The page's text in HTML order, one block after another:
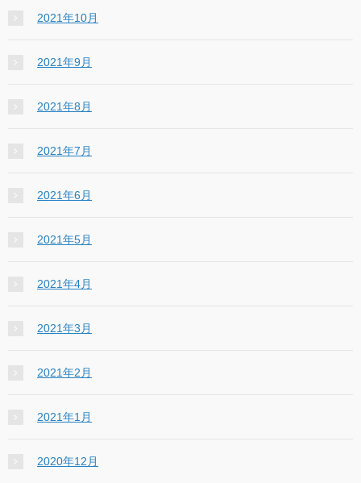
2021年10月
2021年9月
2021年8月
2021年7月
2021年6月
2021年5月
2021年4月
2021年3月
2021年2月
2021年1月
2020年12月